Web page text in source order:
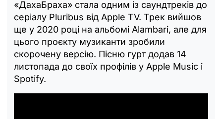
«ДахаБраха» стала одним із саундтреків до
серіалу Pluribus від Apple TV. Трек вийшов
ще у 2020 році на альбомі Alambari, але для
цього проєкту музиканти зробили
скорочену версію. Пісню гурт додав 14
листопада до своїх профілів у Apple Music і
Spotify.